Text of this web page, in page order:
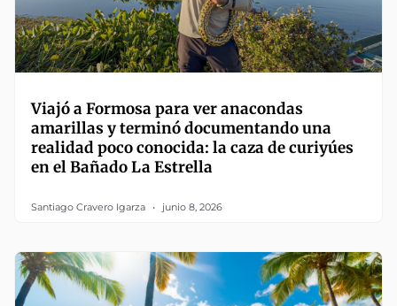
Viajó a Formosa para ver anacondas
amarillas y terminó documentando una
realidad poco conocida: la caza de curiyúes
en el Bañado La Estrella
Santiago Cravero Igarza junio 8, 2026